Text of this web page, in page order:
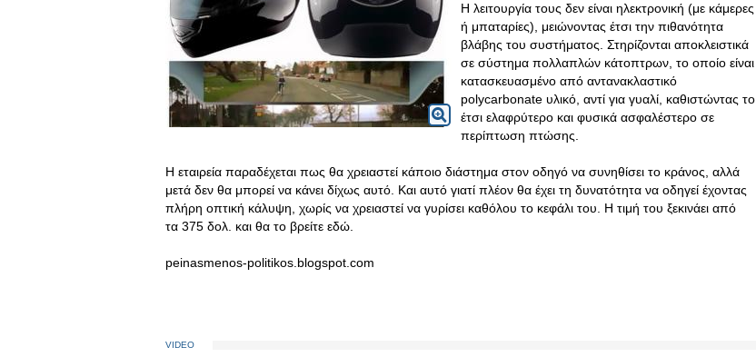
Η λειτουργία τους δεν είναι ηλεκτρονική (με κάμερες
ή μπαταρίες), μειώνοντας έτσι την πιθανότητα
βλάβης του συστήματος. Στηρίζονται αποκλειστικά
σε σύστημα πολλαπλών κάτοπτρων, το οποίο είναι
κατασκευασμένο από αντανακλαστικό
polycarbonate υλικό, αντί για γυαλί, καθιστώντας το
έτσι ελαφρύτερο και φυσικά ασφαλέστερο σε
περίπτωση πτώσης.
Η εταιρεία παραδέχεται πως θα χρειαστεί κάποιο διάστημα στον οδηγό να συνηθίσει το κράνος, αλλά
μετά δεν θα μπορεί να κάνει δίχως αυτό. Και αυτό γιατί πλέον θα έχει τη δυνατότητα να οδηγεί έχοντας
πλήρη οπτική κάλυψη, χωρίς να χρειαστεί να γυρίσει καθόλου το κεφάλι του. Η τιμή του ξεκινάει από
τα 375 δολ. και θα το βρείτε εδώ.
peinasmenos-politikos.blogspot.com
VIDEO